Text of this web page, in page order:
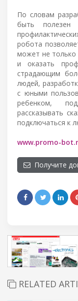
По словам
быть полезен
робота
может не только
и оказать
страдающим
людей,
с юными
ребенком,
рассказывать
подключаться к
www.promo-
Получите
RELATED